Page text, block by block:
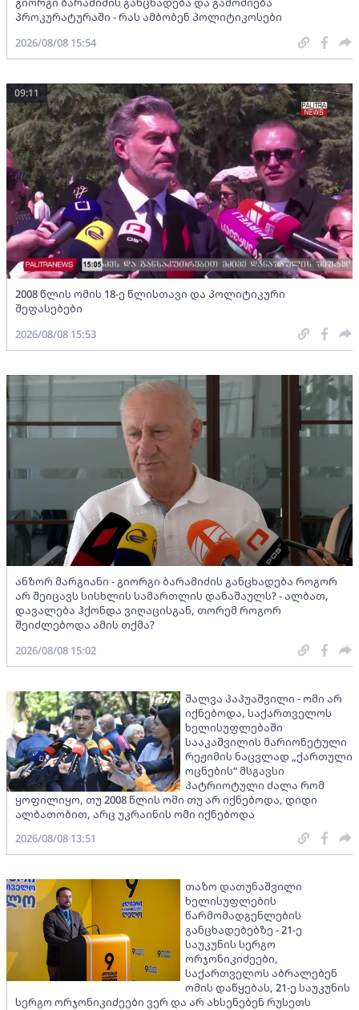
პროკურატურაში - რას ამბობენ პოლიტიკოსები
2026/08/08 15:54
2008 წლის ომის 18-ე წლისთავი და პოლიტიკური
შეფასებები
09:11
2026/08/08 15:53
ანზორ მარგიანი - გიორგი ბარამიძის განცხადება როგორ
არ შეიცავს სისხლის სამართლის დანაშაულს? - ალბათ,
დავალება ჰქონდა ვიღაცისგან, თორემ როგორ
შეიძლებოდა ამის თქმა?
2026/08/08 15:02
შალვა პაპუაშვილი - ომი არ
იქნებოდა, საქართველოს
ხელისუფლებაში
სააკაშვილის მარიონეტული
რეჟიმის ნაცვლად „ქართული
ოცნების“ მსგავსი
პატრიოტული ძალა რომ
ყოფილიყო, თუ 2008 წლის ომი თუ არ იქნებოდა, დიდი
ალბათობით, არც უკრაინის ომი იქნებოდა
2026/08/08 13:51
თაზო დათუნაშვილი
ხელისუფლების
წარმომადგენლების
განცხადებებზე - 21-ე
საუკუნის სერგო
ორჯონიკიძეები,
საქართველოს აბრალებენ
ომის დაწყებას, 21-ე საუკუნის
სერგო ორჯონიკიძეები ვერ და არ ახსენებენ რუსეთს